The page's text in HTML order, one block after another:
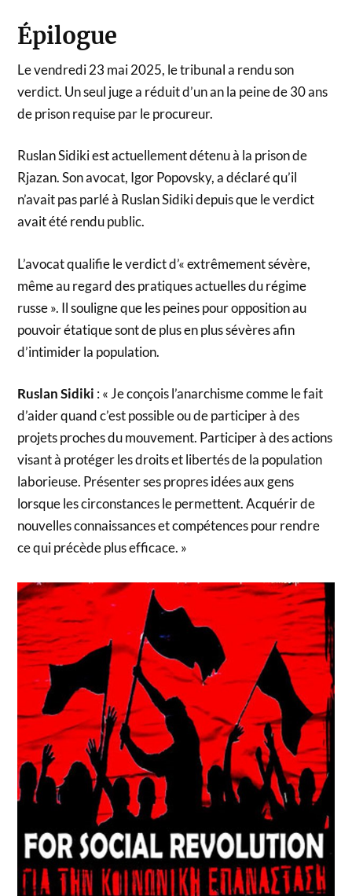
Épilogue
Le vendredi 23 mai 2025, le tribunal a rendu son
verdict. Un seul juge a réduit d’un an la peine de 30 ans
de prison requise par le procureur.
Ruslan Sidiki est actuellement détenu à la prison de
Rjazan. Son avocat, Igor Popovsky, a déclaré qu’il
n’avait pas parlé à Ruslan Sidiki depuis que le verdict
avait été rendu public.
L’avocat qualifie le verdict d’« extrêmement sévère,
même au regard des pratiques actuelles du régime
russe ». Il souligne que les peines pour opposition au
pouvoir étatique sont de plus en plus sévères afin
d’intimider la population.
Ruslan Sidiki : « Je conçois l’anarchisme comme le fait
d’aider quand c’est possible ou de participer à des
projets proches du mouvement. Participer à des actions
visant à protéger les droits et libertés de la population
laborieuse. Présenter ses propres idées aux gens
lorsque les circonstances le permettent. Acquérir de
nouvelles connaissances et compétences pour rendre
ce qui précède plus efficace. »